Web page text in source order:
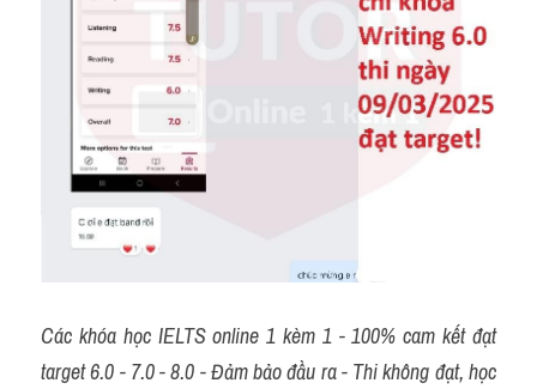
Các khóa học IELTS online 1 kèm 1 - 100% cam kết đạt
target 6.0 - 7.0 - 8.0 - Đảm bảo đầu ra - Thi không đạt, học